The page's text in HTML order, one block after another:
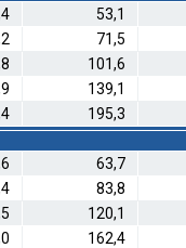
53,1
71,5
101,6
139,1
195,3
63,7
83,8
120,1
162,4